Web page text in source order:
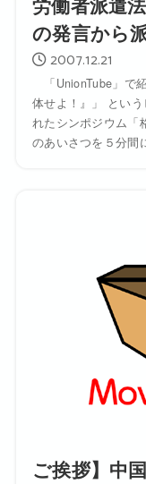
の発言から
2007.12.21
「UnionTube」で
体せよ！』」 とい
れたシンポジウム「
のあいさつを５分
ご挨拶】中